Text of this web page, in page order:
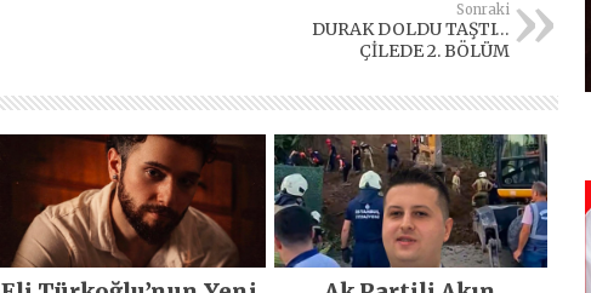
Sonraki
DURAK DOLDU TAŞTI…
ÇİLEDE 2. BÖLÜM